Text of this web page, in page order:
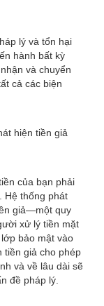
lý và tổn hại
hành bất kỳ
và chuyển
cả các biện
hiện tiền giả
của bạn phải
Hệ thống phát
giả—một quy
xử lý tiền mặt
bảo mật vào
tiền giả cho phép
và về lâu dài sẽ
đề pháp lý.